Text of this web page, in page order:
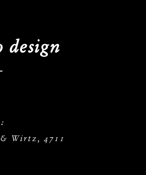
design
Wirtz, 4711